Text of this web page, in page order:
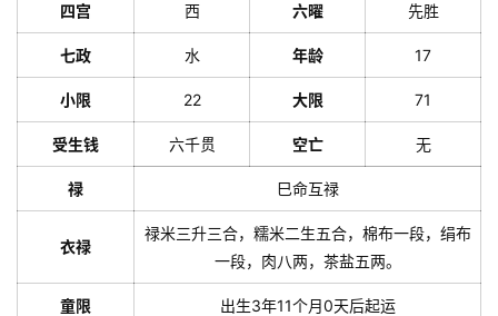
四宫 西 六曜 先胜
七政 水 年龄 17
小限 22 大限 71
受生钱 六千贯 空亡 无
禄 巳命互禄
衣禄
禄米三升三合，糯米二生五合，棉布一段，绢布
一段，肉八两，茶盐五两。
童限 出生3年11个月0天后起运